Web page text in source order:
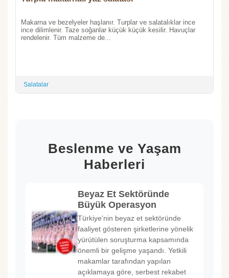
Makarna ve bezelyeler haşlanır. Turplar ve salatalıklar ince
ince dilimlenir. Taze soğanlar küçük küçük kesilir. Havuçlar
rendelenir. Tüm malzeme de...
Salatalar
Beslenme ve Yaşam
Haberleri
Beyaz Et Sektöründe
Büyük Operasyon
Türkiye'nin beyaz et sektöründe
faaliyet gösteren şirketlerine yönelik
yürütülen soruşturma kapsamında
önemli bir gelişme yaşandı. Yetkili
makamlar tarafından yapılan
açıklamaya göre, serbest rekabet